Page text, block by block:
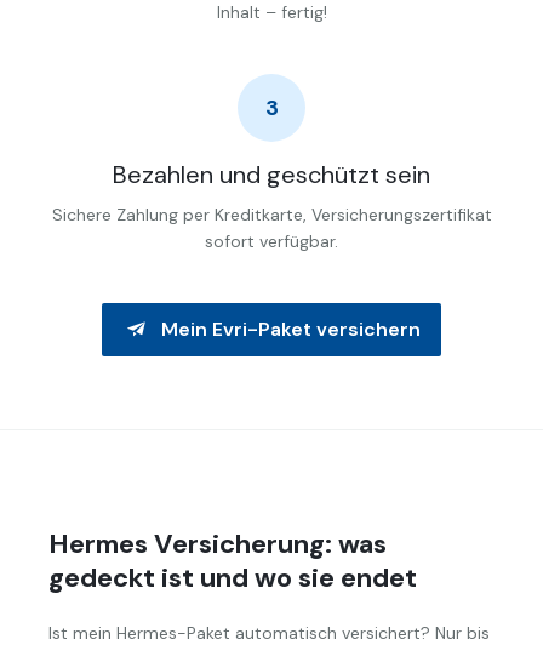
Inhalt – fertig!
3
Bezahlen und geschützt sein
Sichere Zahlung per Kreditkarte, Versicherungszertifikat
sofort verfügbar.
Mein Evri-Paket versichern
Hermes Versicherung: was
gedeckt ist und wo sie endet
Ist mein Hermes-Paket automatisch versichert? Nur bis